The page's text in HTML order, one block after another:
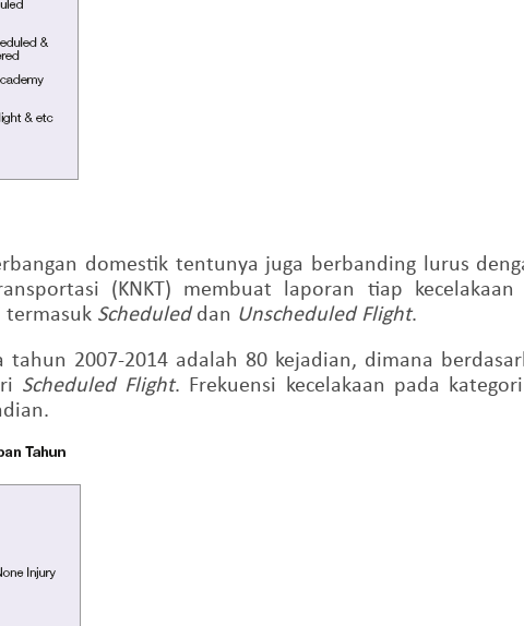
domestik tentunya juga berbanding lurus
(KNKT) membuat laporan tiap
termasuk Scheduleddan Unscheduled Flight.
tahun 2007-2014 adalah 80 kejadian, dimana
Scheduled Flight. Frekuensi kecelakaan pada kategori